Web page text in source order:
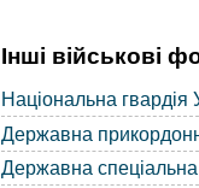
Інші військові
Національна гвардія
Державна
Державна